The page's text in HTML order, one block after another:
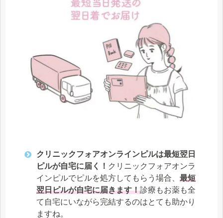
クリニックフォアオンラインピルは最短翌日
ピルが自宅に届く！ クリニックフォアオンラ
インピルでピルを処方してもらう場合、 最短
翌日ピルが自宅に届きます！診療もお薬も全
て自宅にいながら完結するのはとても助かり
ますね。